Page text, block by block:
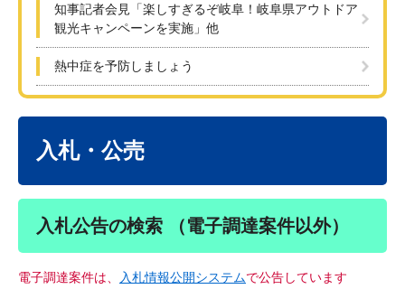
知事記者会見「楽しすぎるぞ岐阜！岐阜県アウトドア
観光キャンペーンを実施」他
熱中症を予防しましょう
入札・公売
入札公告の検索 （電子調達案件以外）
電子調達案件は、 入札情報公開システムで公告しています